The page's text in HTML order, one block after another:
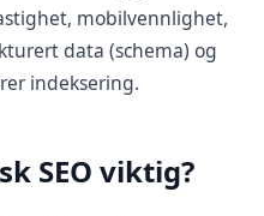
mobilvennlighet,
data (schema) og
indeksering.
SEO viktig?